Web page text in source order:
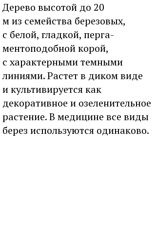
Дерево высотой до 20
м из семейства березовых,
с белой, гладкой, перга-
ментоподобной корой,
с характерными темными
линиями. Растет в диком виде
и культивируется как
декоративное и озеленительное
растение. В медицине все виды
берез используются одинаково.